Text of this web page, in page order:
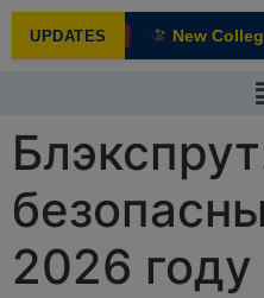
UPDATES
NEW New
2026 году